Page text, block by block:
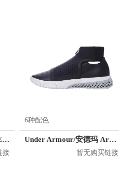
Jordan Brand/乔丹 LOVE & RESPECT爱与尊重印花圆领短袖T恤 女装 AQ4892
接
6种配色
Under Armour/安德玛 ArchiTech Futurist 训练鞋
暂无购买链接